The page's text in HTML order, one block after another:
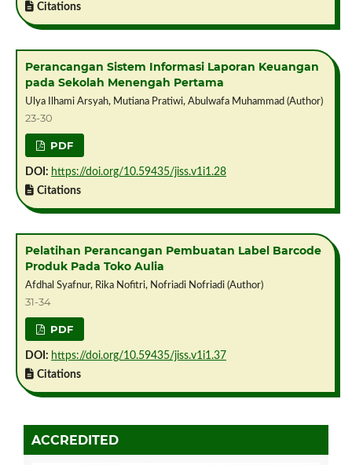
Citations
Perancangan Sistem Informasi Laporan Keuangan
pada Sekolah Menengah Pertama
Ulya Ilhami Arsyah, Mutiana Pratiwi, Abulwafa Muhammad (Author)
23-30
PDF
DOI: https://doi.org/10.59435/jiss.v1i1.28
Citations
Pelatihan Perancangan Pembuatan Label Barcode
Produk Pada Toko Aulia
Afdhal Syafnur, Rika Nofitri, Nofriadi Nofriadi (Author)
31-34
PDF
DOI: https://doi.org/10.59435/jiss.v1i1.37
Citations
ACCREDITED